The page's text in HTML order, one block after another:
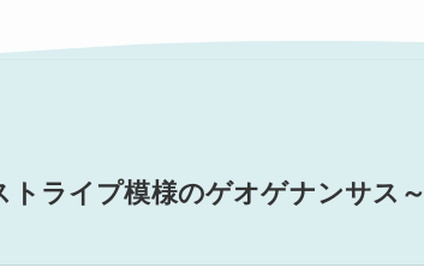
ライプ模様のゲオゲナンサス～